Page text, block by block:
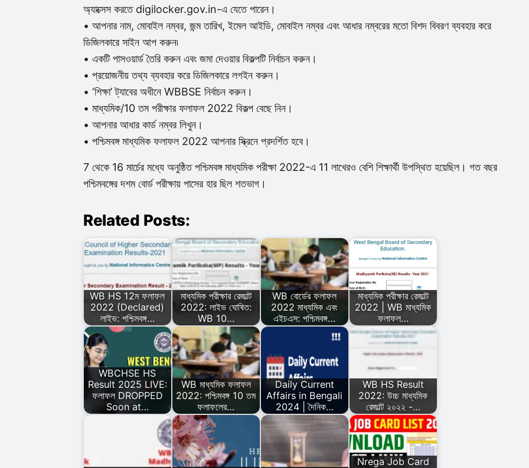
অ্যাক্সেস করতে digilocker.gov.in-এ যেতে পারেন।
• আপনার নাম, মোবাইল নম্বর, জন্ম তারিখ, ইমেল আইডি, মোবাইল নম্বর এবং আধার নম্বরের মতো বিশদ বিবরণ ব্যবহার করে
ডিজিলকারে সাইন আপ করুন৷
• একটি পাসওয়ার্ড তৈরি করুন এবং জমা দেওয়ার বিকল্পটি নির্বাচন করুন।
• প্রয়োজনীয় তথ্য ব্যবহার করে ডিজিলকারে লগইন করুন।
• ‘শিক্ষা’ ট্যাবের অধীনে WBBSE নির্বাচন করুন।
• মাধ্যমিক/10 তম পরীক্ষার ফলাফল 2022 বিকল্প বেছে নিন।
• আপনার আধার কার্ড নম্বর লিখুন।
• পশ্চিমবঙ্গ মাধ্যমিক ফলাফল 2022 আপনার স্ক্রিনে প্রদর্শিত হবে।
7 থেকে 16 মার্চের মধ্যে অনুষ্ঠিত পশ্চিমবঙ্গ মাধ্যমিক পরীক্ষা 2022-এ 11 লাখেরও বেশি শিক্ষার্থী উপস্থিত হয়েছিল। গত বছর
পশ্চিমবঙ্গের দশম বোর্ড পরীক্ষায় পাসের হার ছিল শতভাগ।
Related Posts:
WB HS 12ম ফলাফল
2022 (Declared)
লাইভ: পশ্চিমবঙ্গ…
মাধ্যমিক পরীক্ষার রেজাল্ট
2022: লাইভ ঘোষিত:
WB 10…
WB বোর্ডের ফলাফল
2022 মাধ্যমিক এবং
এইচএস: পশ্চিমবঙ্গ…
মাধ্যমিক পরীক্ষার রেজাল্ট
2022 | WB মাধ্যমিক
ফলাফল…
WBCHSE HS
Result 2025 LIVE:
ফলাফল DROPPED
Soon at…
WB মাধ্যমিক ফলাফল
2022: পশ্চিমবঙ্গ 10 তম
ফলাফলের…
Daily Current
Affairs in Bengali
2024 | দৈনিক…
WB HS Result
2022: উচ্চ মাধ্যমিক
রেজাল্ট ২০২২ -…
Nrega Job Card